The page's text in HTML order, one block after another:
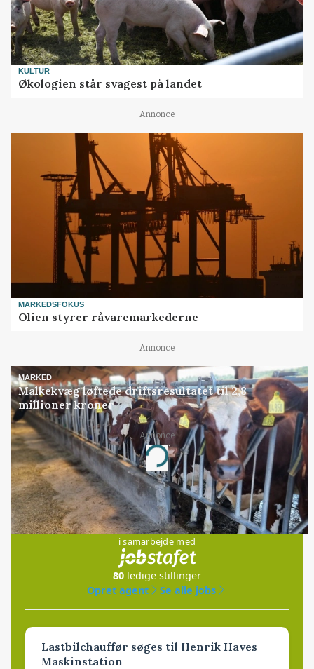
KULTUR
Økologien står svagest på landet
Annonce
MARKEDSFOKUS
Olien styrer råvaremarkederne
Annonce
MARKED
Malkekvæg løftede driftsresultatet til 2,8
millioner kroner
Annonce
Loading...
Jobs
i samarbejde med
80 ledige stillinger
Opret agent
Se alle jobs
Lastbilchauffør søges til Henrik Haves
Maskinstation